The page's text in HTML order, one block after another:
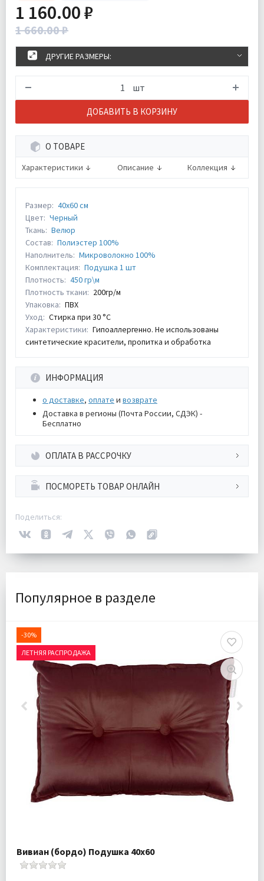
1 160.00 ₽
1 660.00 ₽
ДРУГИЕ РАЗМЕРЫ:
шт
ДОБАВИТЬ В КОРЗИНУ
О ТОВАРЕ
Характеристики Описание Коллекция
Размер: 40х60 см
Цвет: Черный
Ткань: Велюр
Состав: Полиэстер 100%
Наполнитель: Микроволокно 100%
Комплектация: Подушка 1 шт
Плотность: 450 гр\м
Плотность ткани: 200гр/м
Упаковка: ПВХ
Уход: Стирка при 30 °С
Характеристики: Гипоаллергенно. Не использованы
синтетические красители, пропитка и обработка
ИНФОРМАЦИЯ
о доставке, оплате и возврате
Доставка в регионы (Почта России, СДЭК) -
Бесплатно
ОПЛАТА В РАССРОЧКУ
ПОСМОРЕТЬ ТОВАР ОНЛАЙН
Поделиться:
Популярное в разделе
-30%
ЛЕТНЯЯ РАСПРОДАЖА
Вивиан (бордо) Подушка 40х60